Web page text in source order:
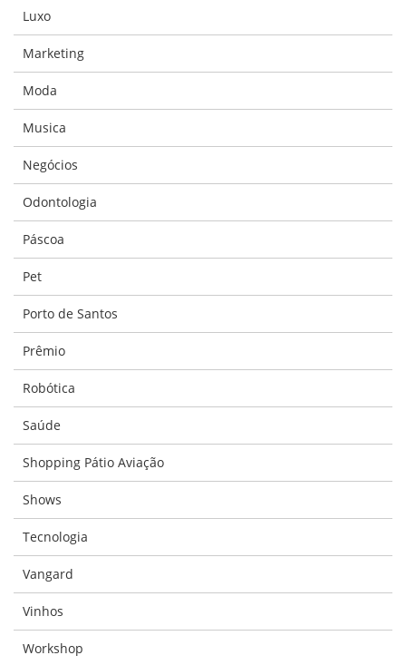
Luxo
Marketing
Moda
Musica
Negócios
Odontologia
Páscoa
Pet
Porto de Santos
Prêmio
Robótica
Saúde
Shopping Pátio Aviação
Shows
Tecnologia
Vangard
Vinhos
Workshop